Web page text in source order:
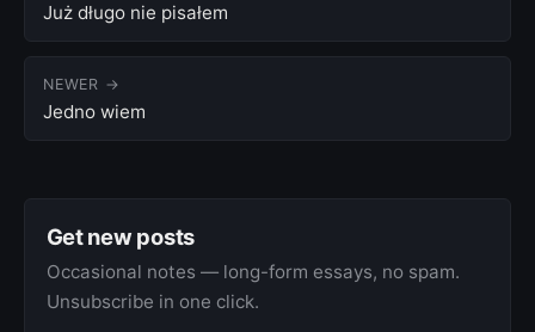
Już długo nie pisałem
NEWER →
Jedno wiem
Get new posts
Occasional notes — long-form essays, no spam.
Unsubscribe in one click.